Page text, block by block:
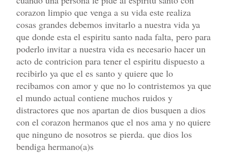
corazon limpio que venga a su vida este realiza
cosas grandes debemos invitarlo a nuestra vida ya
que donde esta el espiritu santo nada falta, pero para
poderlo invitar a nuestra vida es necesario hacer un
acto de contricion para tener el espiritu dispuesto a
recibirlo ya que el es santo y quiere que lo
recibamos con amor y que no lo contristemos ya que
el mundo actual contiene muchos ruidos y
distractores que nos apartan de dios busquen a dios
con el corazon hermanos que el nos ama y no quiere
que ninguno de nosotros se pierda. que dios los
bendiga hermano(a)s